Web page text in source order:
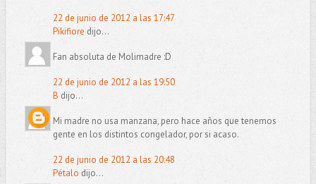
22 de junio de 2012 a las 17:47
Pikifiore dijo...
Fan absoluta de Molimadre :D
22 de junio de 2012 a las 19:50
B dijo...
Mi madre no usa manzana, pero hace años que tenemos
gente en los distintos congelador, por si acaso.
22 de junio de 2012 a las 20:48
Pétalo dijo...